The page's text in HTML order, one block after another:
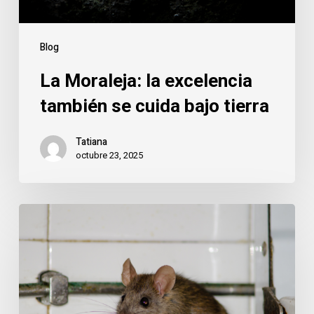
Blog
La Moraleja: la excelencia
también se cuida bajo tierra
Tatiana
octubre 23, 2025
Roedores
Moraleja:
cómo
proteger